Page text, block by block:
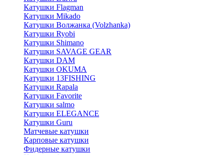
Катушки Flagman
Катушки Mikado
Катушки Волжанка (Volzhanka)
Катушки Ryobi
Катушки Shimano
Катушки SAVAGE GEAR
Катушки DAM
Катушки OKUMA
Катушки 13FISHING
Катушки Rapala
Катушки Favorite
Катушки salmo
Катушки ELEGANCE
Катушки Guru
Матчевые катушки
Карповые катушки
Фидерные катушки